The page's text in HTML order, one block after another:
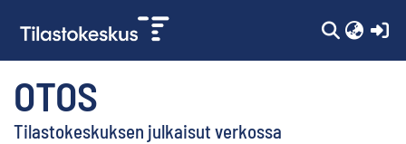
OTOS
Tilastokeskuksen julkaisut verkossa